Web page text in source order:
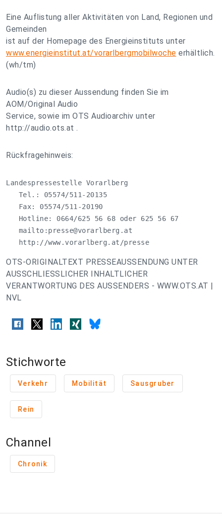
Eine Auflistung aller Aktivitäten von Land, Regionen und
Gemeinden
ist auf der Homepage des Energieinstituts unter
www.energieinstitut.at/vorarlbergmobilwoche erhältlich.
(wh/tm)
Audio(s) zu dieser Aussendung finden Sie im
AOM/Original Audio
Service, sowie im OTS Audioarchiv unter
http://audio.ots.at .
Rückfragehinweis:
Landespressestelle Vorarlberg
   Tel.: 05574/511-20135
   Fax: 05574/511-20190
   Hotline: 0664/625 56 68 oder 625 56 67
   mailto:
presse@vorarlberg.at
   http://www.vorarlberg.at/presse
OTS-ORIGINALTEXT PRESSEAUSSENDUNG UNTER
AUSSCHLIESSLICHER INHALTLICHER
VERANTWORTUNG DES AUSSENDERS - WWW.OTS.AT |
NVL
Stichworte
Verkehr Mobilität Sausgruber
Rein
Channel
Chronik